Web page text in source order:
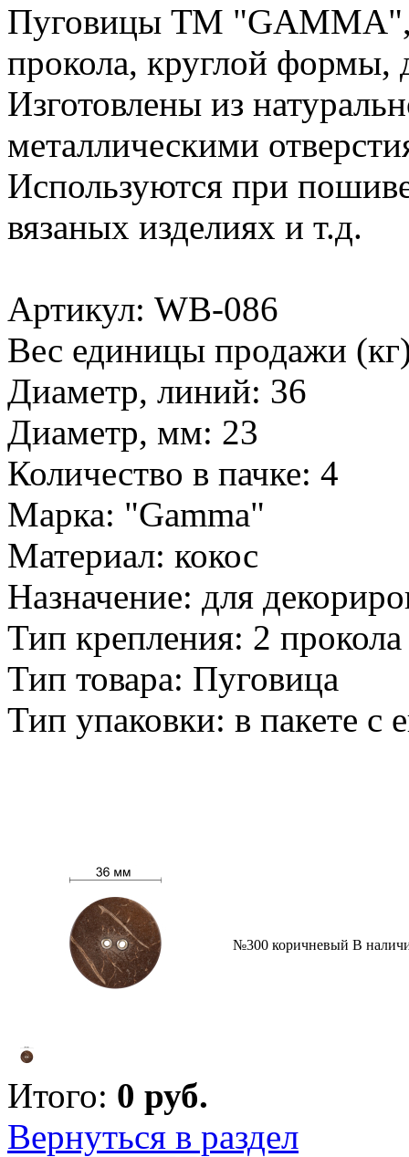
Пуговицы ТМ "GAMMA",
прокола, круглой
Изготовлены из
металлическими
Используются при
вязаных изделиях и т.д.
Артикул: WB-086
Вес единицы продажи
Диаметр, линий: 36
Диаметр, мм: 23
Количество в пачке: 4
Марка: "Gamma"
Материал: кокос
Назначение: для
Тип крепления: 2 прокола
Тип товара: Пуговица
Тип упаковки: в пакете с
№300 коричневый В
Итого: 0 руб.
Вернуться в раздел